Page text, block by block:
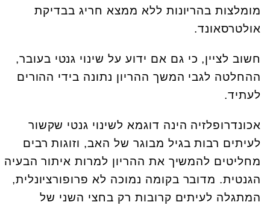
מומלצות בהריונות ללא ממצא חריג בבדיקת
אולטרסאונד.
חשוב לציין, כי גם אם ידוע על שינוי גנטי בעובר,
ההחלטה לגבי המשך ההריון נתונה בידי ההורים
לעתיד.
אכונדרופלזיה הינה דוגמא לשינוי גנטי שקשור
לעיתים רבות בגיל מבוגר של האב, וזוגות רבים
מחליטים להמשיך את ההריון למרות איתור הבעיה
הגנטית. מדובר בקומה נמוכה לא פרופורציונלית,
המתגלה לעיתים קרובות רק בחצי השני של